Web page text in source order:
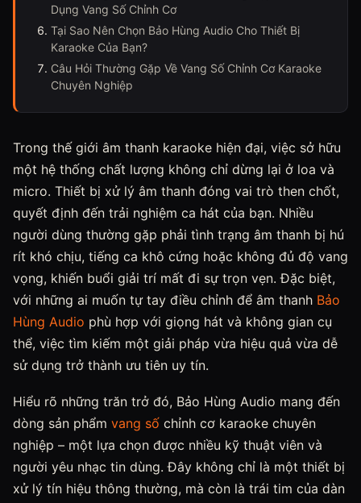
Dụng Vang Số Chỉnh Cơ
Tại Sao Nên Chọn Bảo Hùng Audio Cho Thiết Bị
Karaoke Của Bạn?
Câu Hỏi Thường Gặp Về Vang Số Chỉnh Cơ Karaoke
Chuyên Nghiệp
Trong thế giới âm thanh karaoke hiện đại, việc sở hữu
một hệ thống chất lượng không chỉ dừng lại ở loa và
micro. Thiết bị xử lý âm thanh đóng vai trò then chốt,
quyết định đến trải nghiệm ca hát của bạn. Nhiều
người dùng thường gặp phải tình trạng âm thanh bị hú
rít khó chịu, tiếng ca khô cứng hoặc không đủ độ vang
vọng, khiến buổi giải trí mất đi sự trọn vẹn. Đặc biệt,
với những ai muốn tự tay điều chỉnh để âm thanh Bảo
Hùng Audio phù hợp với giọng hát và không gian cụ
thể, việc tìm kiếm một giải pháp vừa hiệu quả vừa dễ
sử dụng trở thành ưu tiên uy tín.
Hiểu rõ những trăn trở đó, Bảo Hùng Audio mang đến
dòng sản phẩm vang số chỉnh cơ karaoke chuyên
nghiệp – một lựa chọn được nhiều kỹ thuật viên và
người yêu nhạc tin dùng. Đây không chỉ là một thiết bị
xử lý tín hiệu thông thường, mà còn là trái tim của dàn